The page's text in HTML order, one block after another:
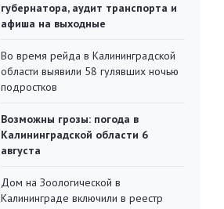
губернатора, аудит транспорта и
афиша на выходные
Во время рейда в Калининградской
области выявили 58 гулявших ночью
подростков
Возможны грозы: погода в
Калининградской области 6
августа
Дом на Зоологической в
Калининграде включили в реестр